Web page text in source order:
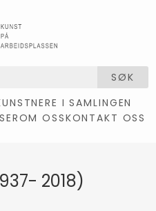
SØK
I SAMLINGEN
OM OSSKONTAKT OSS
2018)